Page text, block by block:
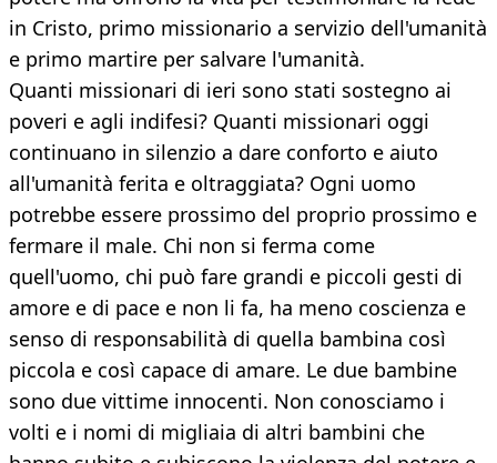
in Cristo, primo missionario a servizio dell'umanità
e primo martire per salvare l'umanità.
Quanti missionari di ieri sono stati sostegno ai
poveri e agli indifesi? Quanti missionari oggi
continuano in silenzio a dare conforto e aiuto
all'umanità ferita e oltraggiata? Ogni uomo
potrebbe essere prossimo del proprio prossimo e
fermare il male. Chi non si ferma come
quell'uomo, chi può fare grandi e piccoli gesti di
amore e di pace e non li fa, ha meno coscienza e
senso di responsabilità di quella bambina così
piccola e così capace di amare. Le due bambine
sono due vittime innocenti. Non conosciamo i
volti e i nomi di migliaia di altri bambini che